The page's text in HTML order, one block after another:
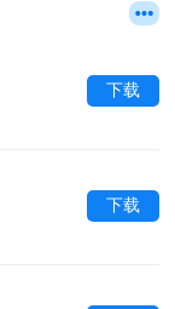
下载
下载